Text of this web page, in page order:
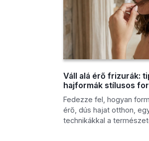
Váll alá érő frizurák:
hajformák stílusos
Fedezze fel, hogyan
érő, dús hajat otthon,
technikákkal a